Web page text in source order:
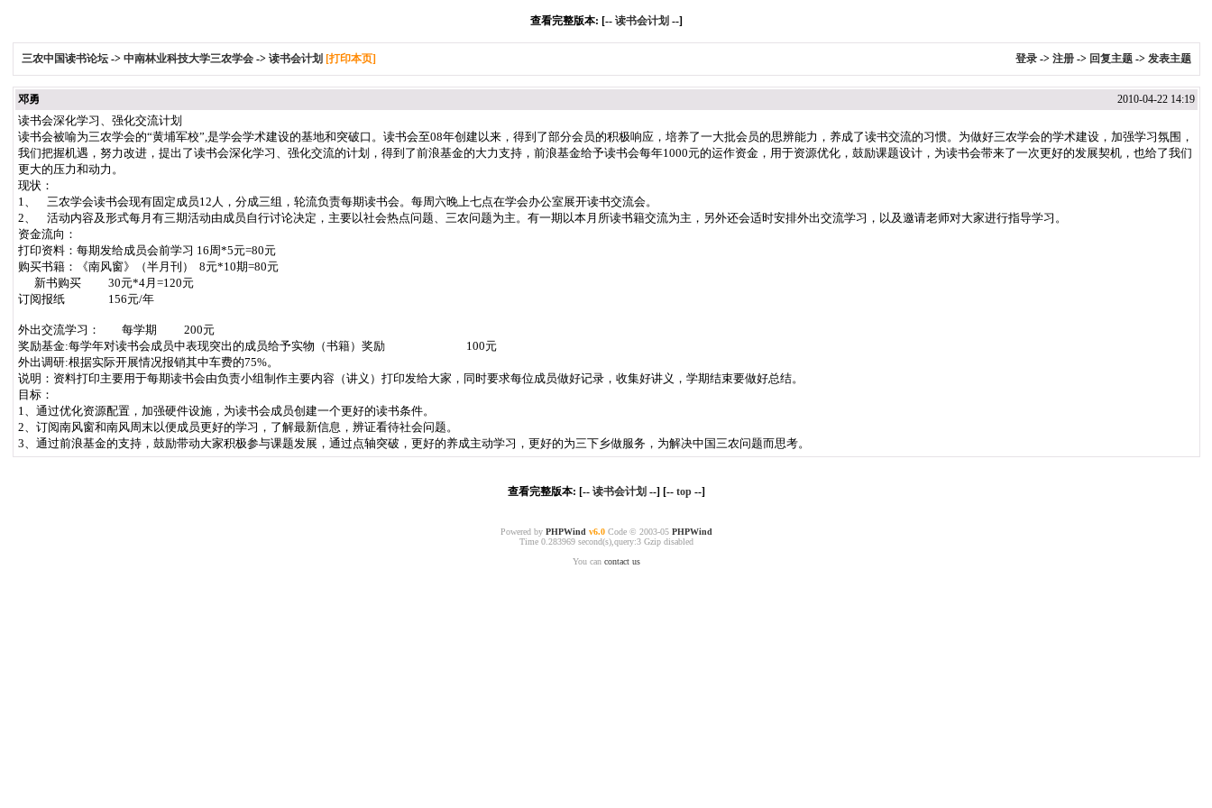
查看完整版本: [-- 读书会计划 --]
三农中国读书论坛 -> 中南林业科技大学三农学会-> 读书会计划 [打印本页] 登录-> 注册-> 回复主题-> 发表主题
邓勇 2010-04-22 14:19
读书会深化学习、强化交流计划
读书会被喻为三农学会的“黄埔军校”,是学会学术建设的基地和突破口。读书会至08年创建以来，得到了部分会员的积极响应，培养了一大批会员的思辨能力，养成了读书交流的习惯。为做好三农学会的学术建设，加强学习氛围，
我们把握机遇，努力改进，提出了读书会深化学习、强化交流的计划，得到了前浪基金的大力支持，前浪基金给予读书会每年1000元的运作资金，用于资源优化，鼓励课题设计，为读书会带来了一次更好的发展契机，也给了我们
更大的压力和动力。
现状：
1、 三农学会读书会现有固定成员12人，分成三组，轮流负责每期读书会。每周六晚上七点在学会办公室展开读书交流会。
2、 活动内容及形式每月有三期活动由成员自行讨论决定，主要以社会热点问题、三农问题为主。有一期以本月所读书籍交流为主，另外还会适时安排外出交流学习，以及邀请老师对大家进行指导学习。
资金流向：
打印资料：每期发给成员会前学习 16周*5元=80元
购买书籍：《南风窗》（半月刊） 8元*10期=80元
新书购买 30元*4月=120元
订阅报纸 156元/年
外出交流学习： 每学期 200元
奖励基金:每学年对读书会成员中表现突出的成员给予实物（书籍）奖励 100元
外出调研:根据实际开展情况报销其中车费的75%。
说明：资料打印主要用于每期读书会由负责小组制作主要内容（讲义）打印发给大家，同时要求每位成员做好记录，收集好讲义，学期结束要做好总结。
目标：
1、通过优化资源配置，加强硬件设施，为读书会成员创建一个更好的读书条件。
2、订阅南风窗和南风周末以便成员更好的学习，了解最新信息，辨证看待社会问题。
3、通过前浪基金的支持，鼓励带动大家积极参与课题发展，通过点轴突破，更好的养成主动学习，更好的为三下乡做服务，为解决中国三农问题而思考。
查看完整版本: [-- 读书会计划 --] [-- top--]
Powered by PHPWind v6.0Code © 2003-05 PHPWind
Time 0.283969 second(s),query:3 Gzip disabled
You can contact us